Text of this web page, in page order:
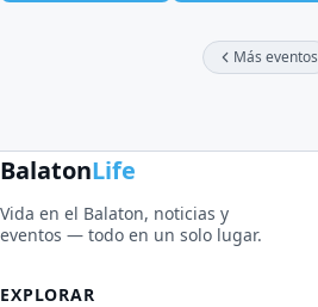
Más eventos
BalatonLife
Vida en el Balaton, noticias y
eventos — todo en un solo lugar.
EXPLORAR